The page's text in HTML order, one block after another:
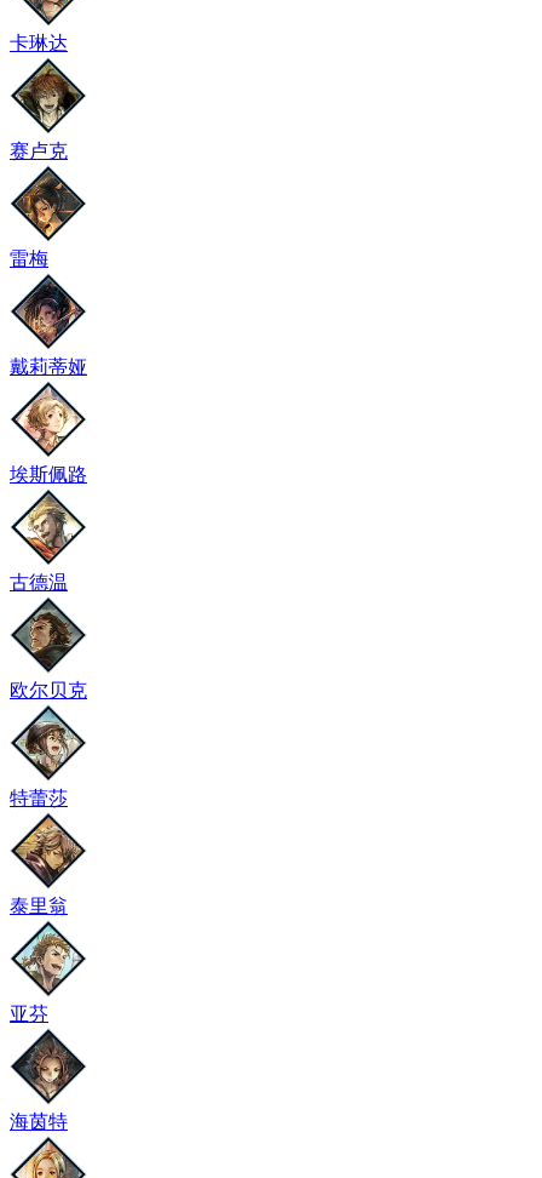
卡琳达
赛卢克
雷梅
戴莉蒂娅
埃斯佩路
古德温
欧尔贝克
特蕾莎
泰里翁
亚芬
海茵特